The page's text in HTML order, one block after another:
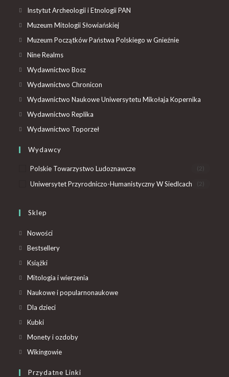
Instytut Archeologii i Etnologii PAN
Muzeum Mitologii Słowiańskiej
Muzeum Początków Państwa Polskiego w Gnieźnie
Nine Realms
Wydawnictwo Bosz
Wydawnictwo Chronicon
Wydawnictwo Naukowe Uniwersytetu Mikołaja Kopernika
Wydawnictwo Replika
Wydawnictwo Toporzeł
Wydawcy
Polskie Towarzystwo Ludoznawcze (2)
Uniwersytet Przyrodniczo-Humanistyczny W Siedlcach (2)
Sklep
Nowości
Bestsellery
Książki
Mitologia i wierzenia
Naukowe i popularnonaukowe
Dla dzieci
Kubki
Monety i ozdoby
Wikingowie
Przydatne Linki